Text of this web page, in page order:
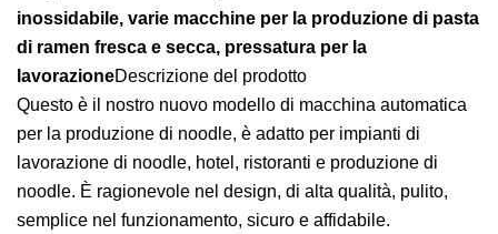
inossidabile, varie macchine per la produzione di pasta
di ramen fresca e secca, pressatura per la
lavorazioneDescrizione del prodotto
Questo è il nostro nuovo modello di macchina automatica
per la produzione di noodle, è adatto per impianti di
lavorazione di noodle, hotel, ristoranti e produzione di
noodle. È ragionevole nel design, di alta qualità, pulito,
semplice nel funzionamento, sicuro e affidabile.